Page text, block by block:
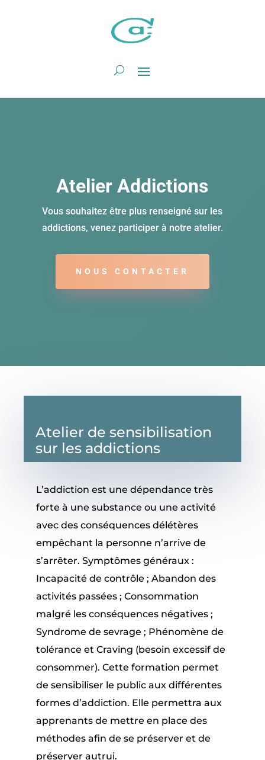
Atelier Addictions
Vous souhaitez être plus renseigné sur les
addictions, venez participer à notre atelier.
NOUS CONTACTER
Atelier de sensibilisation
sur les addictions
L’addiction est une dépendance très
forte à une substance ou une activité
avec des conséquences délétères
empêchant la personne n’arrive de
s’arrêter. Symptômes généraux :
Incapacité de contrôle ; Abandon des
activités passées ; Consommation
malgré les conséquences négatives ;
Syndrome de sevrage ; Phénomène de
tolérance et Craving (besoin excessif de
consommer). Cette formation permet
de sensibiliser le public aux différentes
formes d’addiction. Elle permettra aux
apprenants de mettre en place des
méthodes afin de se préserver et de
préserver autrui.